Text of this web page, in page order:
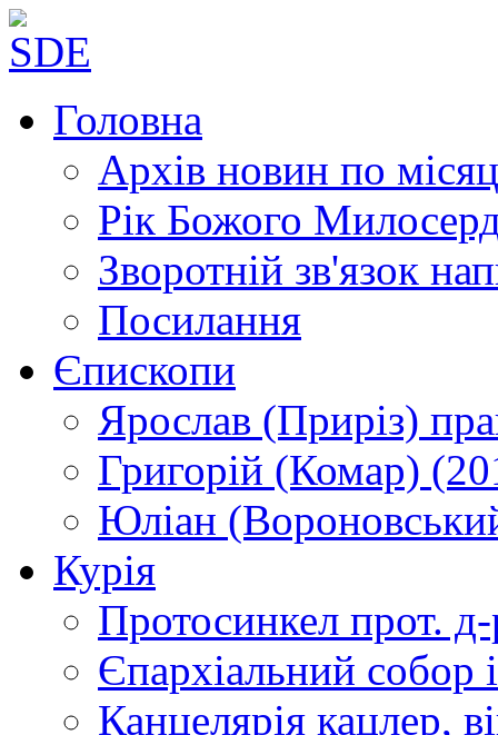
Головна
Архів новин по
Рік Божого
Зворотній зв'язок
Посилання
Єпископи
Ярослав (Приріз)
Григорій (Комар)
Юліан
Курія
Протосинкел прот.
Єпархіальний собор
Канцелярія кацлер,